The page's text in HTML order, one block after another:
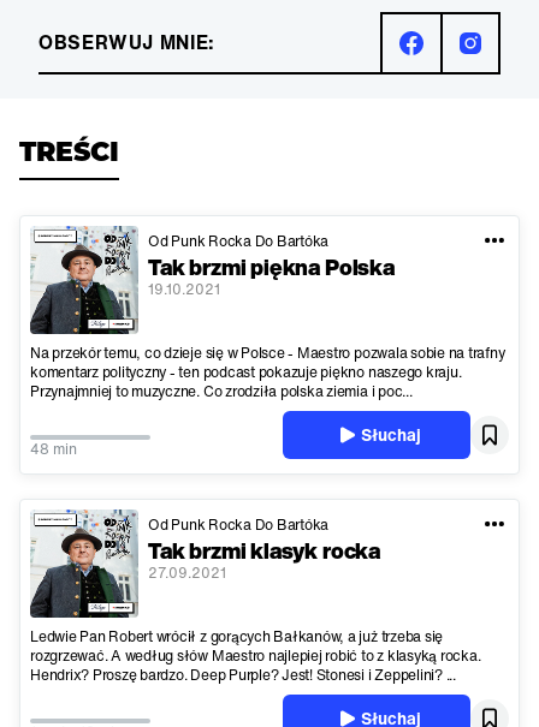
OBSERWUJ MNIE:
TREŚCI
Od Punk Rocka Do Bartóka
Tak brzmi piękna Polska
19.10.2021
Na przekór temu, co dzieje się w Polsce - Maestro pozwala sobie na trafny
komentarz polityczny - ten podcast pokazuje piękno naszego kraju.
Przynajmniej to muzyczne. Co zrodziła polska ziemia i poc...
48 min
Słuchaj
Od Punk Rocka Do Bartóka
Tak brzmi klasyk rocka
27.09.2021
Ledwie Pan Robert wrócił z gorących Bałkanów, a już trzeba się
rozgrzewać. A według słów Maestro najlepiej robić to z klasyką rocka.
Hendrix? Proszę bardzo. Deep Purple? Jest! Stonesi i Zeppelini? ...
Słuchaj